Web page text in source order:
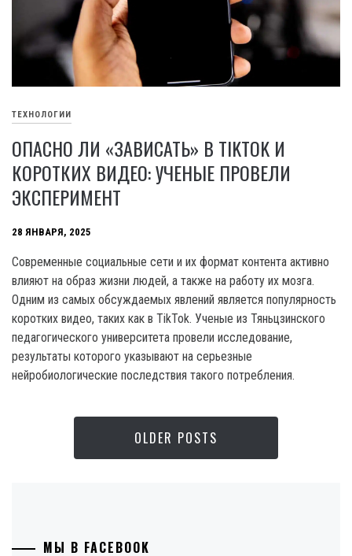
ТЕХНОЛОГИИ
ОПАСНО ЛИ «ЗАВИСАТЬ» В TIKTOK И
КОРОТКИХ ВИДЕО: УЧЕНЫЕ ПРОВЕЛИ
ЭКСПЕРИМЕНТ
28 ЯНВАРЯ, 2025
Современные социальные сети и их формат контента активно
влияют на образ жизни людей, а также на работу их мозга.
Одним из самых обсуждаемых явлений является популярность
коротких видео, таких как в TikTok. Ученые из Тяньцзинского
педагогического университета провели исследование,
результаты которого указывают на серьезные
нейробиологические последствия такого потребления.
OLDER POSTS
МЫ В FACEBOOK